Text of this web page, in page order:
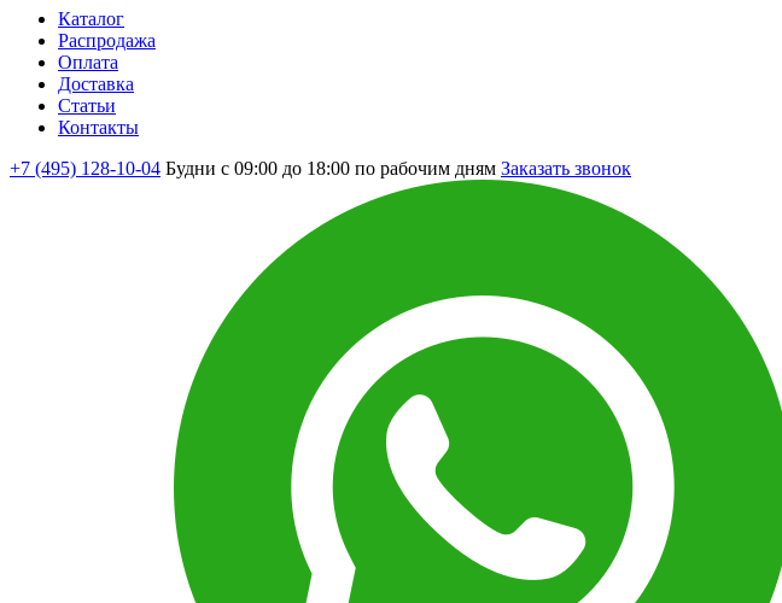
Каталог
Распродажа
Оплата
Доставка
Статьи
Контакты
+7 (495) 128-10-04 Будни с 09:00 до 18:00 по рабочим дням Заказать звонок